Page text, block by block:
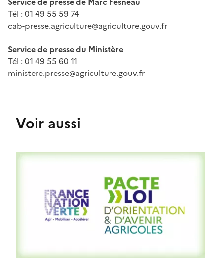
Tél : 01 49 55 59 74
cab-presse.agriculture@agriculture.gouv.fr
Service de presse du Ministère
Tél : 01 49 55 60 11
ministere.presse@agriculture.gouv.fr
Voir aussi